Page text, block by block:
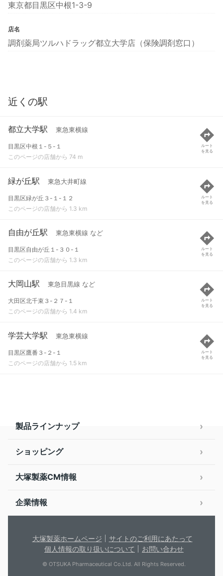
東京都目黒区中根1-3-9
店名
調剤薬局ツルハドラッグ都立大学店（保険調剤窓口）
近くの駅
都立大学駅 東急東横線
目黒区中根１-５-１
このページの店舗から 74 m
ルート
を見る
緑が丘駅 東急大井町線
目黒区緑が丘３-１-１２
このページの店舗から 1.3 km
ルート
を見る
自由が丘駅 東急東横線 など
目黒区自由が丘１-３０-１
このページの店舗から 1.3 km
ルート
を見る
大岡山駅 東急目黒線 など
大田区北千束３-２７-１
このページの店舗から 1.4 km
ルート
を見る
学芸大学駅 東急東横線
目黒区鷹番３-２-１
このページの店舗から 1.5 km
ルート
を見る
製品ラインナップ
ショッピング
大塚製薬CM情報
企業情報
大塚製薬ホームページ
サイトのご利用にあたって
個人情報の取り扱いについて
お問い合わせ
© OTSUKA Pharmaceutical Co.Ltd. All Rights Reserved.